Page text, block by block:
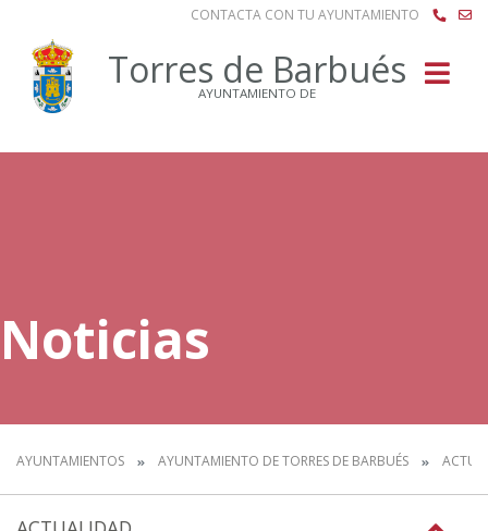
CONTACTA CON TU AYUNTAMIENTO
Torres de Barbués
AYUNTAMIENTO DE
Noticias
AYUNTAMIENTOS AYUNTAMIENTO DE TORRES DE BARBUÉS